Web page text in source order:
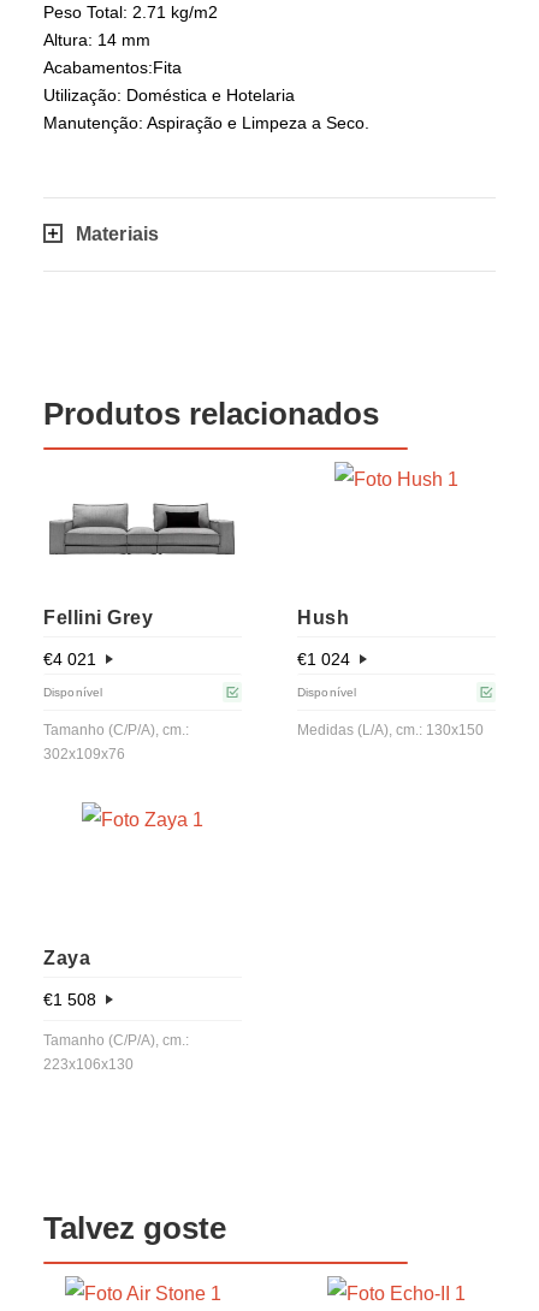
Peso Total: 2.71 kg/m2
Altura: 14 mm
Acabamentos:Fita
Utilização: Doméstica e Hotelaria
Manutenção: Aspiração e Limpeza a Seco.
Materiais
Produtos relacionados
Fellini Grey
€4 021
Disponível
Tamanho (C/P/A), cm.:
302x109x76
Hush
€1 024
Disponível
Medidas (L/A), cm.: 130x150
Zaya
€1 508
Tamanho (C/P/A), cm.:
223x106x130
Talvez goste